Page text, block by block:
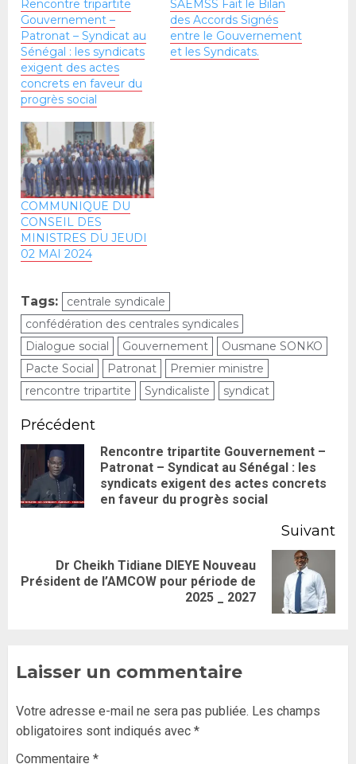
Rencontre tripartite
Gouvernement –
Patronat – Syndicat au
Sénégal : les syndicats
exigent des actes
concrets en faveur du
progrès social
SAEMSS Fait le Bilan
des Accords Signés
entre le Gouvernement
et les Syndicats.
COMMUNIQUE DU
CONSEIL DES
MINISTRES DU JEUDI
02 MAI 2024
Tags:
centrale syndicale
confédération des centrales syndicales
Dialogue social
Gouvernement
Ousmane SONKO
Pacte Social
Patronat
Premier ministre
rencontre tripartite
Syndicaliste syndicat
Précédent
Rencontre tripartite Gouvernement –
Patronat – Syndicat au Sénégal : les
syndicats exigent des actes concrets
en faveur du progrès social
Suivant
Dr Cheikh Tidiane DIEYE Nouveau
Président de l’AMCOW pour période de
2025 _ 2027
Laisser un commentaire
Votre adresse e-mail ne sera pas publiée. Les champs
obligatoires sont indiqués avec *
Commentaire *